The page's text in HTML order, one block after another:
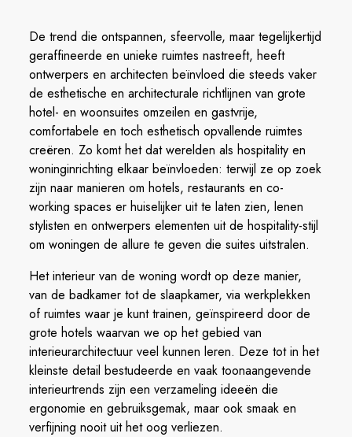
De trend die ontspannen, sfeervolle, maar tegelijkertijd
geraffineerde en unieke ruimtes nastreeft, heeft
ontwerpers en architecten beïnvloed die steeds vaker
de esthetische en architecturale richtlijnen van grote
hotel- en woonsuites omzeilen en gastvrije,
comfortabele en toch esthetisch opvallende ruimtes
creëren. Zo komt het dat werelden als hospitality en
woninginrichting elkaar beïnvloeden: terwijl ze op zoek
zijn naar manieren om hotels, restaurants en co-
working spaces er huiselijker uit te laten zien, lenen
stylisten en ontwerpers elementen uit de hospitality-stijl
om woningen de allure te geven die suites uitstralen.
Het interieur van de woning wordt op deze manier,
van de badkamer tot de slaapkamer, via werkplekken
of ruimtes waar je kunt trainen, geïnspireerd door de
grote hotels waarvan we op het gebied van
interieurarchitectuur veel kunnen leren. Deze tot in het
kleinste detail bestudeerde en vaak toonaangevende
interieurtrends zijn een verzameling ideeën die
ergonomie en gebruiksgemak, maar ook smaak en
verfijning nooit uit het oog verliezen.